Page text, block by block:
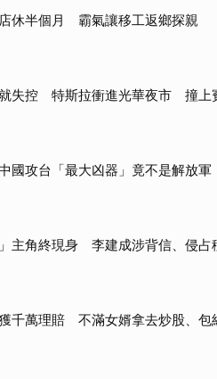
休半個月 霸氣讓移工返鄉探親
失控 特斯拉衝進光華夜市 撞上
國攻台「最大凶器」竟不是解放
」主角終現身 李建成涉背信、侵占
千萬理賠 不滿女婿拿去炒股、